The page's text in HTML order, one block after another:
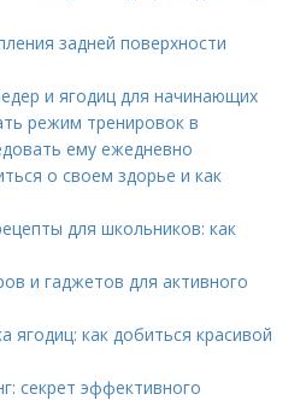
задней поверхности
и ягодиц для начинающих
режим тренировок в
ему ежедневно
о своем здорье и как
для школьников: как
и гаджетов для активного
ягодиц: как добиться красивой
секрет эффективного